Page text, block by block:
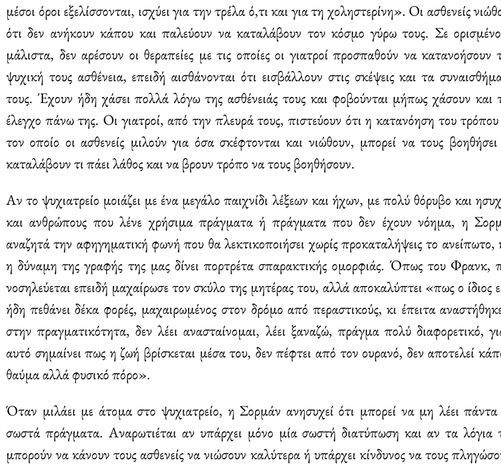
μέσοι όροι εξελίσσονται, ισχύει για την τρέλα ό,τι και για τη χοληστερίνη». Οι ασθενείς
ότι δεν ανήκουν κάπου και παλεύουν να καταλάβουν τον κόσμο γύρω τους. Σε
μάλιστα, δεν αρέσουν οι θεραπείες με τις οποίες οι γιατροί προσπαθούν να κατανοήσουν
ψυχική τους ασθένεια, επειδή αισθάνονται ότι εισβάλλουν στις σκέψεις και τα
τους. Έχουν ήδη χάσει πολλά λόγω της ασθένειάς τους και φοβούνται μήπως χάσουν και
έλεγχο πάνω της. Οι γιατροί, από την πλευρά τους, πιστεύουν ότι η κατανόηση του
τον οποίο οι ασθενείς μιλούν για όσα σκέφτονται και νιώθουν, μπορεί να τους
καταλάβουν τι πάει λάθος και να βρουν τρόπο να τους βοηθήσουν.
Αν το ψυχιατρείο μοιάζει με ένα μεγάλο παιχνίδι λέξεων και ήχων, με πολύ θόρυβο και
και ανθρώπους που λένε χρήσιμα πράγματα ή πράγματα που δεν έχουν νόημα, η
αναζητά την αφηγηματική φωνή που θα λεκτικοποιήσει χωρίς προκαταλήψεις το ανείπωτο,
η δύναμη της γραφής της μας δίνει πορτρέτα σπαρακτικής ομορφιάς. Όπως του Φρανκ,
νοσηλεύεται επειδή μαχαίρωσε τον σκύλο της μητέρας του, αλλά αποκαλύπτει «πως ο ίδιος
ήδη πεθάνει δέκα φορές, μαχαιρωμένος στον δρόμο από περαστικούς, κι έπειτα
στην πραγματικότητα, δεν λέει ανασταίνομαι, λέει ξαναζώ, πράγμα πολύ διαφορετικό,
αυτό σημαίνει πως η ζωή βρίσκεται μέσα του, δεν πέφτει από τον ουρανό, δεν αποτελεί
θαύμα αλλά φυσικό πόρο».
Όταν μιλάει με άτομα στο ψυχιατρείο, η Σορμάν ανησυχεί ότι μπορεί να μη λέει
σωστά πράγματα. Αναρωτιέται αν υπάρχει μόνο μία σωστή διατύπωση και αν τα λόγια
μπορούν να κάνουν τους ασθενείς να νιώσουν καλύτερα ή υπάρχει κίνδυνος να τους